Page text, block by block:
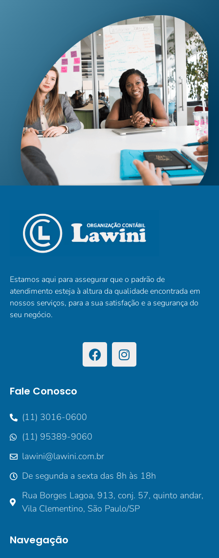
Estamos aqui para assegurar que o padrão de
atendimento esteja à altura da qualidade encontrada em
nossos serviços, para a sua satisfação e a segurança do
seu negócio.
Fale Conosco
(11) 3016-0600
(11) 95389-9060
lawini@lawini.com.br
De segunda a sexta das 8h às 18h
Rua Borges Lagoa, 913, conj. 57, quinto andar,
Vila Clementino, São Paulo/SP
Navegação